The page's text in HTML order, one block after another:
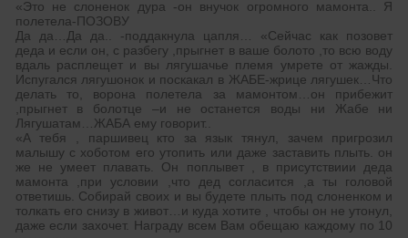
«Это не слоненок дура -он внучок огромного мамонта.. Я
полетела-ПОЗОВУ
Да да…Да да.. -поддакнула цапля… «Сейчас как позовет
деда и если он, с разбегу ,прыгнет в ваше болото ,то всю воду
вдаль расплещет и вы лягушачье племя умрете от жажды.
Испугался лягушонок и поскакал в ЖАБЕ-жрице лягушек…Что
делать то, ворона полетела за мамонтом…он прибежит
,прыгнет в болотце –и не останется воды ни Жабе ни
Лягушатам…ЖАБА ему говорит..
«А тебя , паршивец кто за язык тянул, зачем пригрозил
малышу с хоботом его утопить или даже заставить плыть. он
же не умеет плавать. Он поплывет , в присутствиии деда
мамонта ,при условии ,что дед согласится ,а ты головой
ответишь. Собирай своих и вы будете плыть под слоненком и
толкать его снизу в живот…и куда хотите , чтобы он не утонул,
даже если захочет. Награду всем Вам обещаю каждому по 10